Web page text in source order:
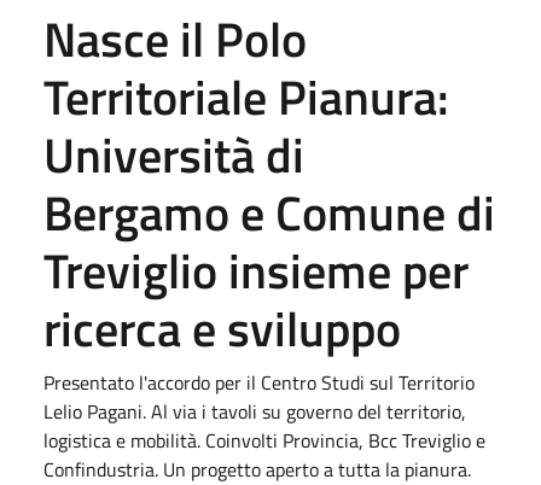
Nasce il Polo
Territoriale Pianura:
Università di
Bergamo e Comune di
Treviglio insieme per
ricerca e sviluppo
Presentato l'accordo per il Centro Studi sul Territorio
Lelio Pagani. Al via i tavoli su governo del territorio,
logistica e mobilità. Coinvolti Provincia, Bcc Treviglio e
Confindustria. Un progetto aperto a tutta la pianura.